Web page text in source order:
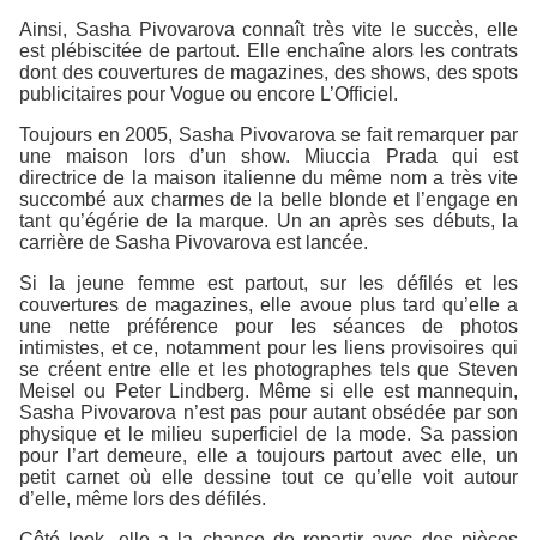
Ainsi, Sasha Pivovarova connaît très vite le succès, elle
est plébiscitée de partout. Elle enchaîne alors les contrats
dont des couvertures de magazines, des shows, des spots
publicitaires pour Vogue ou encore L’Officiel.
Toujours en 2005, Sasha Pivovarova se fait remarquer par
une maison lors d’un show. Miuccia Prada qui est
directrice de la maison italienne du même nom a très vite
succombé aux charmes de la belle blonde et l’engage en
tant qu’égérie de la marque. Un an après ses débuts, la
carrière de Sasha Pivovarova est lancée.
Si la jeune femme est partout, sur les défilés et les
couvertures de magazines, elle avoue plus tard qu’elle a
une nette préférence pour les séances de photos
intimistes, et ce, notamment pour les liens provisoires qui
se créent entre elle et les photographes tels que Steven
Meisel ou Peter Lindberg. Même si elle est mannequin,
Sasha Pivovarova n’est pas pour autant obsédée par son
physique et le milieu superficiel de la mode. Sa passion
pour l’art demeure, elle a toujours partout avec elle, un
petit carnet où elle dessine tout ce qu’elle voit autour
d’elle, même lors des défilés.